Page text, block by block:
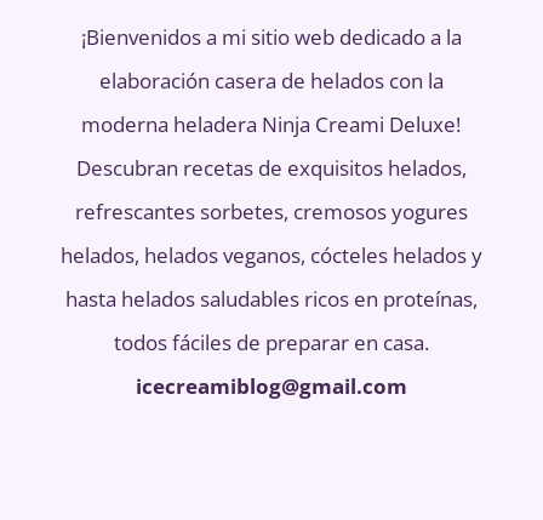
¡Bienvenidos a mi sitio web dedicado a la
elaboración casera de helados con la
moderna heladera Ninja Creami Deluxe!
Descubran recetas de exquisitos helados,
refrescantes sorbetes, cremosos yogures
helados, helados veganos, cócteles helados y
hasta helados saludables ricos en proteínas,
todos fáciles de preparar en casa.
icecreamiblog@gmail.com